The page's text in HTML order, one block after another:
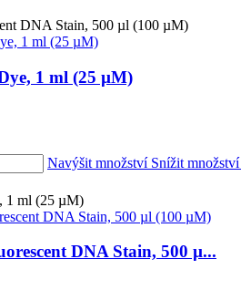
DNA Stain, 500 µl (100 µM)
1 ml (25 µM)
Navýšit množství Snížit množství
1 ml (25 µM)
DNA Stain, 500 µ...